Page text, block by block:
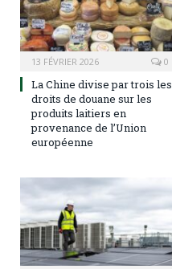
13 FÉVRIER 2026 0
La Chine divise par trois les
droits de douane sur les
produits laitiers en
provenance de l’Union
européenne